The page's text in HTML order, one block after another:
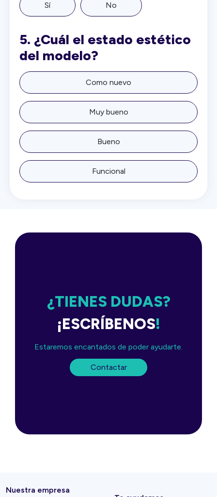
Sí No
5. ¿Cuál el estado estético
del modelo?
Como nuevo
Muy bueno
Bueno
Funcional
¿TIENES DUDAS?
¡ESCRÍBENOS!
Estaremos encantados de poder ayudarte.
Contactar
Nuestra empresa